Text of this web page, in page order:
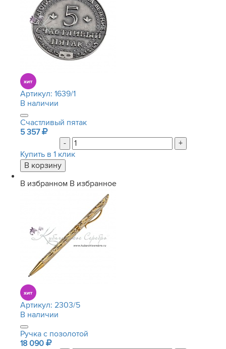
Артикул: 1639/1
В наличии
Счастливый пятак
5 357
-
+
Купить в 1 клик
В избранном В избранное
Артикул: 2303/5
В наличии
Ручка с позолотой
18 090